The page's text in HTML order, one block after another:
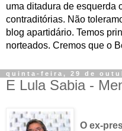
uma ditadura de esquerda
contraditórias. Não
blog apartidário. Temos
norteados. Cremos que o
quinta-feira, 29 de
E Lula Sabia -
O ex-